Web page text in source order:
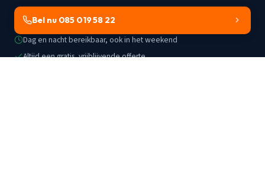
Bel nu 085 019 58 22
Dag en nacht bereikbaar, ook in het weekend
Altijd een gratis, vrijblijvende offerte